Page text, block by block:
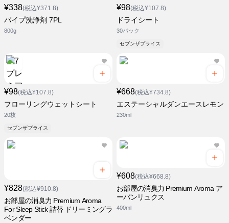
¥338(税込¥371.8)
パイプ洗浄剤 7PL
800g
¥98(税込¥107.8)
ドライシート
30パック
セブンザプライス
¥98(税込¥107.8)
フローリングウェットシート
20枚
セブンザプライス
¥668(税込¥734.8)
エステーシャルダンエースレモン
230ml
¥828(税込¥910.8)
お部屋の消臭力 Premium Aroma
For Sleep Stick 詰替 ドリーミングラ
ベンダー
¥608(税込¥668.8)
お部屋の消臭力 Premium Aroma ア
ーバンリュクス
400ml